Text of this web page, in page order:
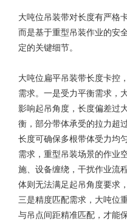
大吨位吊装带对长度有严格
而是基于重型吊装作业的安
定的关键细节。
大吨位扁平吊装带长度卡控
需求。一是受力平衡需求，
影响起吊角度，长度偏差过
衡，部分带体承受的拉力超
长度可确保多根带体受力均
需求，重型吊装场景的作业
施、设备缠绕，干扰作业流
体则无法满足起吊角度要求
三是精度匹配需求，大吨位
与吊点间距精准匹配，才能